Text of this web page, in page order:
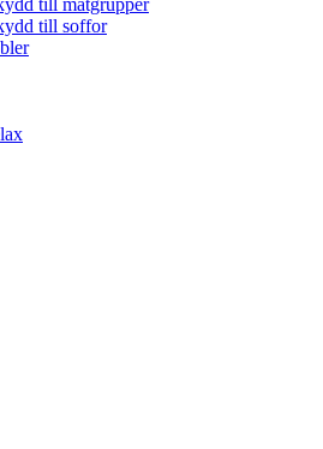
till matgrupper
till soffor